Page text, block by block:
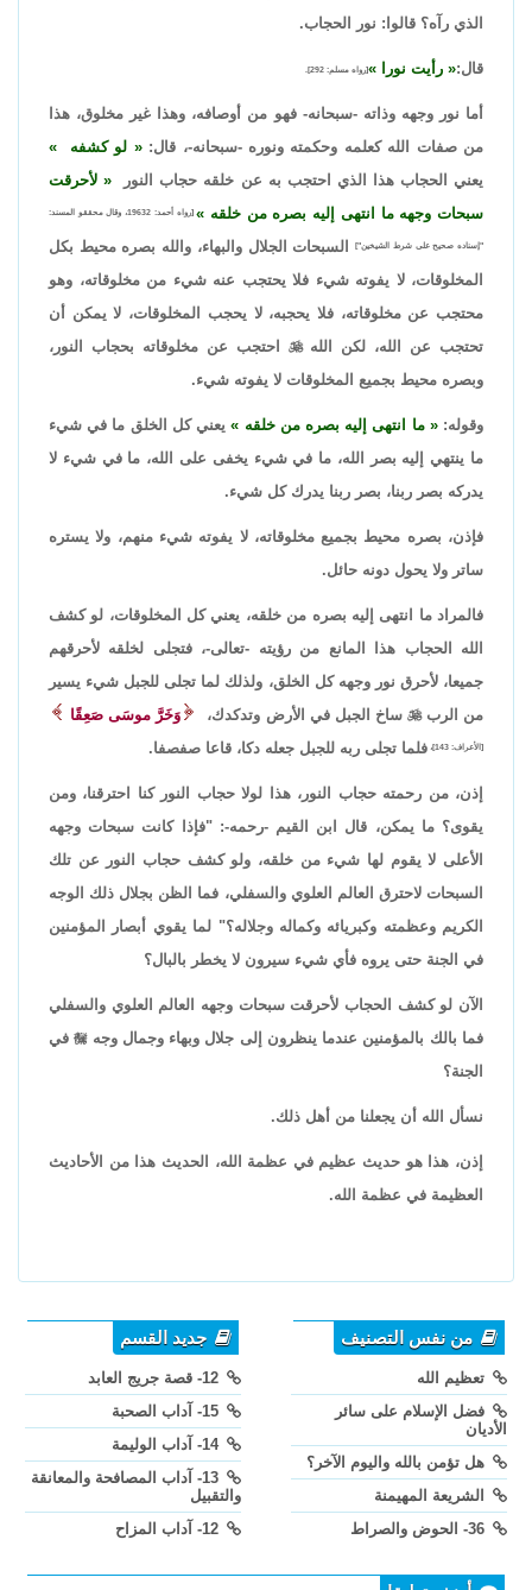
الذي رآه؟ قالوا: نور الحجاب.
قال: رأيت نورا [رواه مسلم: 292].
أما نور وجهه وذاته -سبحانه- فهو من أوصافه، وهذا غير مخلوق، هذا
من صفات الله كعلمه وحكمته ونوره -سبحانه-، قال:
لو كشفه
يعني الحجاب هذا الذي احتجب به عن خلقه حجاب النور
لأحرقت
سبحات وجهه ما انتهى إليه بصره من خلقه
[رواه أحمد: 19632، وقال محققو المسند:
"إسناده صحيح على شرط الشيخين"]السبحات الجلال والبهاء، والله بصره محيط بكل
المخلوقات، لا يفوته شيء فلا يحتجب عنه شيء من مخلوقاته، وهو
محتجب عن مخلوقاته، فلا يحجبه، لا يحجب المخلوقات، لا يمكن أن
تحتجب عن الله، لكن الله احتجب عن مخلوقاته بحجاب النور،
وبصره محيط بجميع المخلوقات لا يفوته شيء.
وقوله: ما انتهى إليه بصره من خلقه
يعني كل الخلق ما في شيء
ما ينتهي إليه بصر الله، ما في شيء يخفى على الله، ما في شيء لا
يدركه بصر ربنا، بصر ربنا يدرك كل شيء.
فإذن، بصره محيط بجميع مخلوقاته، لا يفوته شيء منهم، ولا يستره
ساتر ولا يحول دونه حائل.
فالمراد ما انتهى إليه بصره من خلقه، يعني كل المخلوقات، لو كشف
الله الحجاب هذا المانع من رؤيته -تعالى-، فتجلى لخلقه لأحرقهم
جميعا، لأحرق نور وجهه كل الخلق، ولذلك لما تجلى للجبل شيء يسير
من الرب ساخ الجبل في الأرض وتدكدك، وَخَرَّ موسَى صَعِقًا
[الأعراف: 143]، فلما تجلى ربه للجبل جعله دكا، قاعا صفصفا.
إذن، من رحمته حجاب النور، هذا لولا حجاب النور كنا احترقنا، ومن
يقوى؟ ما يمكن، قال ابن القيم -رحمه-: "فإذا كانت سبحات وجهه
الأعلى لا يقوم لها شيء من خلقه، ولو كشف حجاب النور عن تلك
السبحات لاحترق العالم العلوي والسفلي، فما الظن بجلال ذلك الوجه
الكريم وعظمته وكبريائه وكماله وجلاله؟" لما يقوي أبصار المؤمنين
في الجنة حتى يروه فأي شيء سيرون لا يخطر بالبال؟
الآن لو كشف الحجاب لأحرقت سبحات وجهه العالم العلوي والسفلي
فما بالك بالمؤمنين عندما ينظرون إلى جلال وبهاء وجمال وجهفي
الجنة؟
نسأل الله أن يجعلنا من أهل ذلك.
إذن، هذا هو حديث عظيم في عظمة الله، الحديث هذا من الأحاديث
العظيمة في عظمة الله.
من نفس التصنيف
تعظيم الله
فضل الإسلام على سائر
الأديان
هل تؤمن بالله واليوم الآخر؟
الشريعة المهيمنة
جديد القسم
14- آداب الوليمة
13- آداب المصافحة والمعانقة
والتقبيل